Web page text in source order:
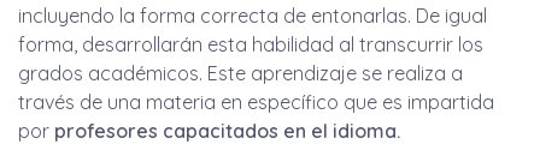
incluyendo la forma correcta de entonarlas. De igual
forma, desarrollarán esta habilidad al transcurrir los
grados académicos. Este aprendizaje se realiza a
través de una materia en específico que es impartida
por profesores capacitados en el idioma.